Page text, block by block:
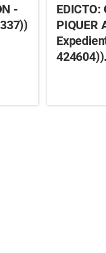
-
EDICTO:
PIQUER
424604)).